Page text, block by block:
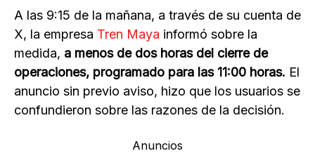
A las 9:15 de la mañana, a través de su cuenta de
X, la empresa Tren Maya informó sobre la
medida, a menos de dos horas del cierre de
operaciones, programado para las 11:00 horas. El
anuncio sin previo aviso, hizo que los usuarios se
confundieron sobre las razones de la decisión.
Anuncios